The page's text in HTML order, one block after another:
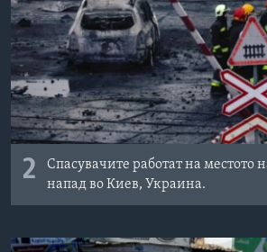
2
Спасувачите работат на местото
напад во Киев, Украина.